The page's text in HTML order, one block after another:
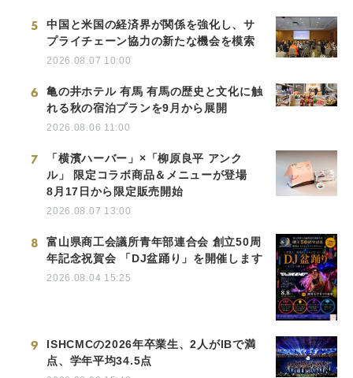
5
中国と米国の経済界が関係を強化し、サ
プライチェーン協力の新たな機会を模索
2026.08.07 10:00
6
亀の井ホテル 有馬 有馬の歴史と文化に触
れる秋の宿泊プランを9月から展開
2026.08.06 11:00
7
「横濱ハーバー」×「柳原良平 アンク
ル」 限定コラボ商品＆メニューが登場
8月17日から限定販売開始
2026.08.07 13:00
8
富山県商工会議所青年部連合会 創立50周
年記念祝賀会 「DJ盆踊り」を開催します
2026.08.04 15:25
9
ISHCMCの2026年卒業生、2人がIBで満
点、学年平均34.5点